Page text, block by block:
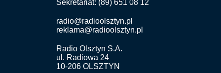
Sekretariat: (89) 651 08 12
radio@radioolsztyn.pl
reklama@radioolsztyn.pl
Radio Olsztyn S.A.
ul. Radiowa 24
10-206 OLSZTYN